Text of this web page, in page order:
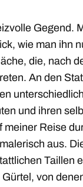
Gegend.
wie man ihn
die, nach
An den
und ihren
Reise
aus.
Taillen
von